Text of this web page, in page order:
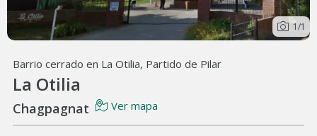
1/1
Barrio cerrado en La Otilia, Partido de Pilar
La Otilia
Chagpagnat Ver mapa